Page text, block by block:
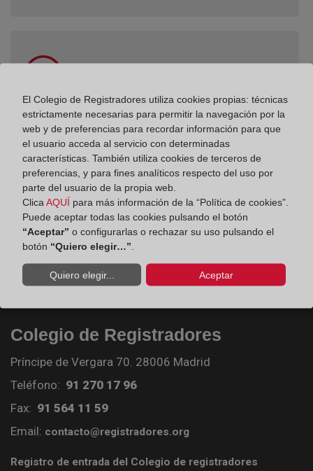
Colegio de Registradores
Solicitar cita en el Colegio de Registradores
Colegio de Registradores
Príncipe de Vergara 70. 28006 Madrid
Teléfono: 91 270 17 96
Fax: 91 564 11 59
Email: contacto@registradores.org
Registro de entrada del Colegio de registradores
El Colegio de Registradores utiliza cookies propias: técnicas
estrictamente necesarias para permitir la navegación por la
web y de preferencias para recordar información para que
el usuario acceda al servicio con determinadas
características. También utiliza cookies de terceros de
preferencias, y para fines analíticos respecto del uso por
parte del usuario de la propia web.
Clica AQUÍ para más información de la “Política de cookies”.
Puede aceptar todas las cookies pulsando el botón
“Aceptar” o configurarlas o rechazar su uso pulsando el
botón “Quiero elegir…”
Quiero elegir... Aceptar